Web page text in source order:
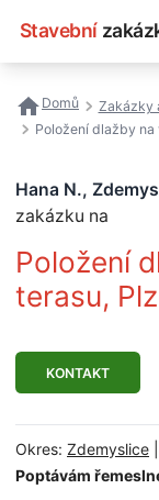
Stavební
Všechny zakázky
Nejčastější
Domů Zakázky
Položení dlažby
Hana N.,
zakázku na
Položení
terasu,
KONTAKT
Okres: Zdemyslice
Poptávám